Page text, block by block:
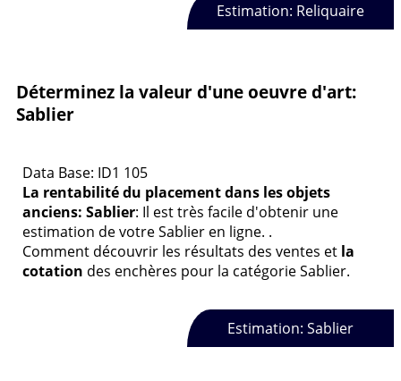
Estimation: Reliquaire
Déterminez la valeur d'une oeuvre d'art:
Sablier
Data Base: ID1 105
La rentabilité du placement dans les objets
anciens: Sablier: Il est très facile d'obtenir une
estimation de votre Sablier en ligne. .
Comment découvrir les résultats des ventes et la
cotation des enchères pour la catégorie Sablier.
Estimation: Sablier